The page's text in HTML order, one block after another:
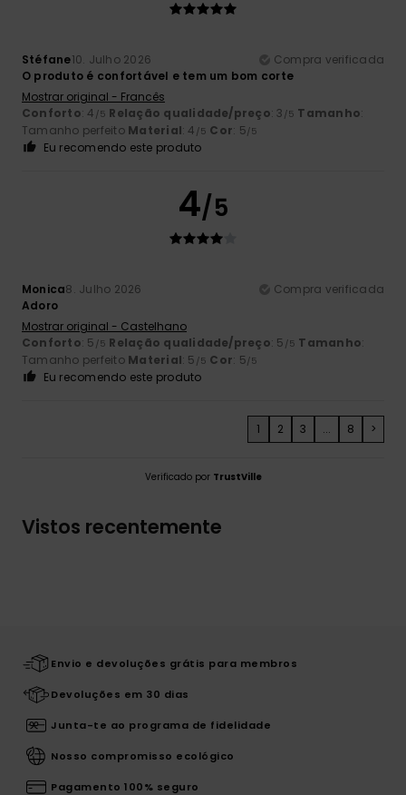
Stéfane10. Julho 2026
Compra verificada
O produto é confortável e tem um bom corte
Mostrar original - Francês
Conforto: 4 /5 Relação qualidade/preço: 3 /5 Tamanho:
Tamanho perfeito Material: 4 /5 Cor: 5/5
Eu recomendo este produto
4/5
Monica8. Julho 2026
Compra verificada
Adoro
Mostrar original - Castelhano
Conforto: 5 /5 Relação qualidade/preço: 5 /5 Tamanho:
Tamanho perfeito Material: 5 /5 Cor: 5/5
Eu recomendo este produto
1 2 3 ... 8 >
Verificado por TrustVille
Vistos recentemente
Envio e devoluções grátis para membros
Devoluções em 30 dias
Junta-te ao programa de fidelidade
Nosso compromisso ecológico
Pagamento 100% seguro